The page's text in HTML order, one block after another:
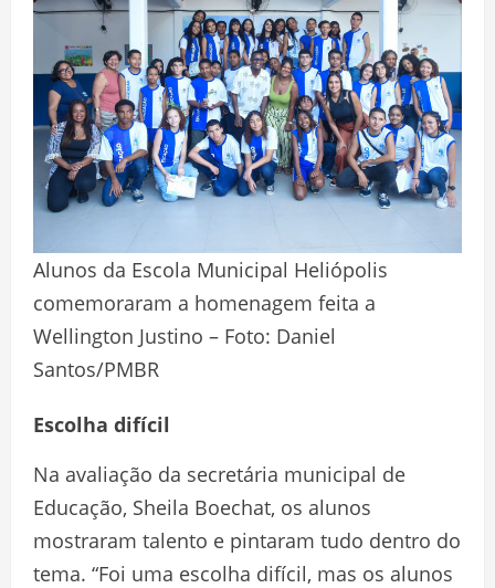
Alunos da Escola Municipal Heliópolis
comemoraram a homenagem feita a
Wellington Justino – Foto: Daniel
Santos/PMBR
Escolha difícil
Na avaliação da secretária municipal de
Educação, Sheila Boechat, os alunos
mostraram talento e pintaram tudo dentro do
tema. “Foi uma escolha difícil, mas os alunos